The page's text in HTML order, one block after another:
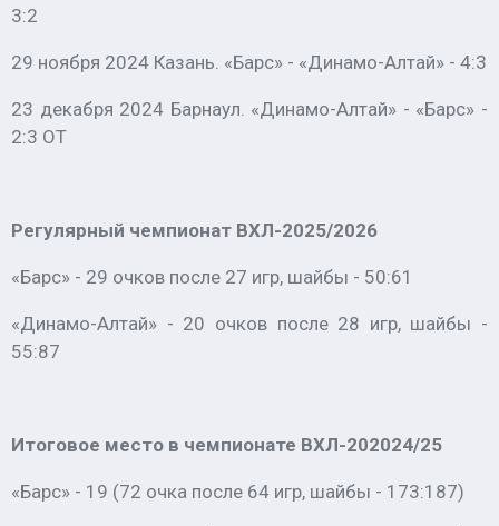
3:2
29 ноября 2024 Казань. «Барс» - «Динамо-Алтай» - 4:3
23 декабря 2024 Барнаул. «Динамо-Алтай» - «Барс» -
2:3 ОТ
Регулярный чемпионат ВХЛ-2025/2026
«Барс» - 29 очков после 27 игр, шайбы - 50:61
«Динамо-Алтай» - 20 очков после 28 игр, шайбы -
55:87
Итоговое место в чемпионате ВХЛ-202024/25
«Барс» - 19 (72 очка после 64 игр, шайбы - 173:187)